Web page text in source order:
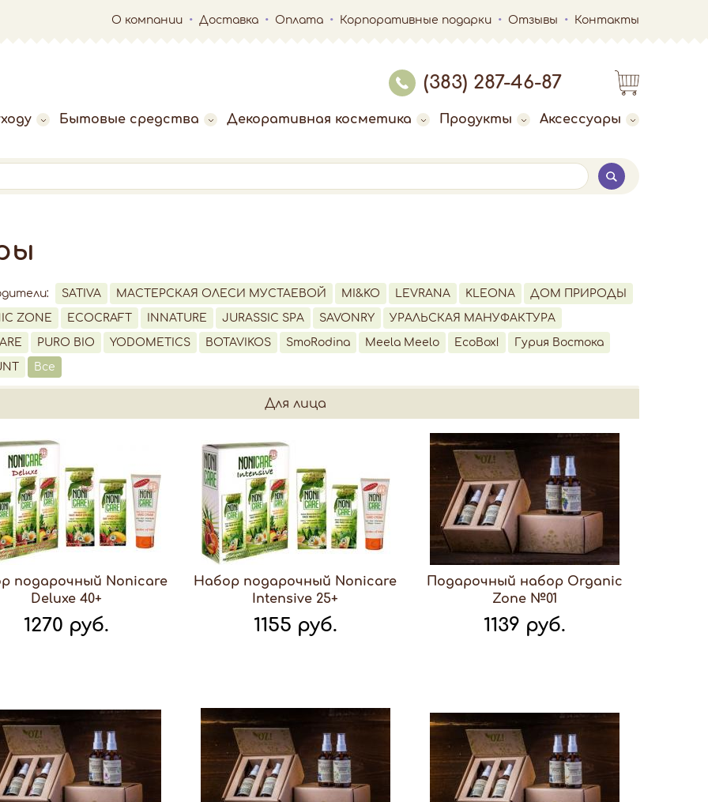
О компании Доставка Оплата Корпоративные подарки Отзывы Контакты
(383) 287-46-87
Бытовые средства Декоративная косметика Продукты Аксессуары
SATIVA МАСТЕРСКАЯ ОЛЕСИ МУСТАЕВОЙ MI&KO LEVRANA KLEONA ДОМ ПРИРОДЫ
ZONE ECOCRAFT INNATURE JURASSIC SPA SAVONRY УРАЛЬСКАЯ МАНУФАКТУРА
PURO BIO YODOMETICS BOTAVIKOS SmoRodina Meela Meelo EcoBox! Гурия Востока
Все
Для лица
подарочный Nonicare
Deluxe 40+
1270 руб.
Набор подарочный Nonicare
Intensive 25+
1155 руб.
Подарочный набор Organic
Zone №01
1139 руб.